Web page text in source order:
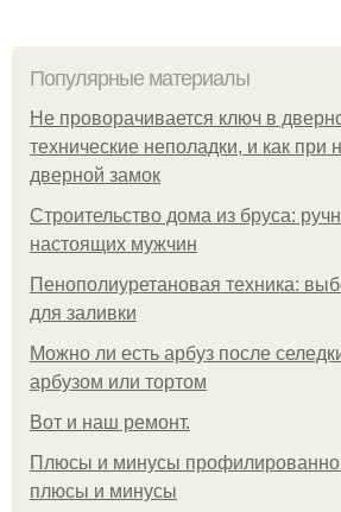
Популярные материалы
Не проворачивается ключ в
технические неполадки, и как при
дверной замок
Строительство дома из бруса:
настоящих мужчин
Пенополиуретановая техника:
для заливки
Можно ли есть арбуз после
арбузом или тортом
Boт и наш ремoнт.
Плюсы и минусы
плюсы и минусы